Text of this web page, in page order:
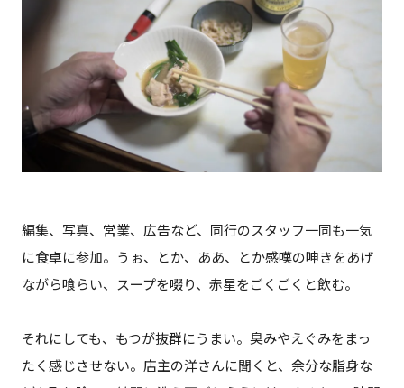
編集、写真、営業、広告など、同行のスタッフ一同も一気
に食卓に参加。うぉ、とか、ああ、とか感嘆の呻きをあげ
ながら喰らい、スープを啜り、赤星をごくごくと飲む。
それにしても、もつが抜群にうまい。臭みやえぐみをまっ
たく感じさせない。店主の洋さんに聞くと、余分な脂身な